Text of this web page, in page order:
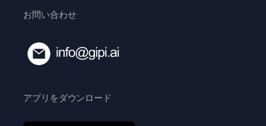
お問い合わせ
アプリをダウンロード